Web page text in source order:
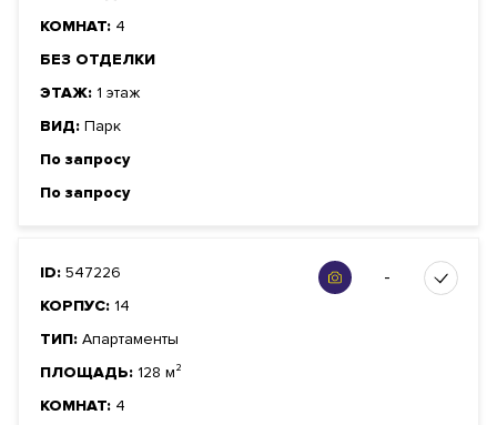
КОМНАТ: 4
БЕЗ ОТДЕЛКИ
ЭТАЖ: 1 этаж
ВИД: Парк
По запросу
По запросу
ID: 547226
КОРПУС: 14
ТИП: Апартаменты
ПЛОЩАДЬ: 128 м²
КОМНАТ: 4
-